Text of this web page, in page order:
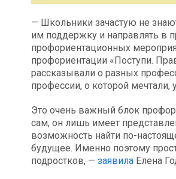
— Школьники зачастую не
им поддержку и направлять в
профориентационных
профориентации «Поступи.
рассказывали о разных
профессии, о которой мечтали,
Это очень важный блок
сам, он лишь имеет
возможность найти по-
будущее. Именно поэтому
подростков, — заявила Елена